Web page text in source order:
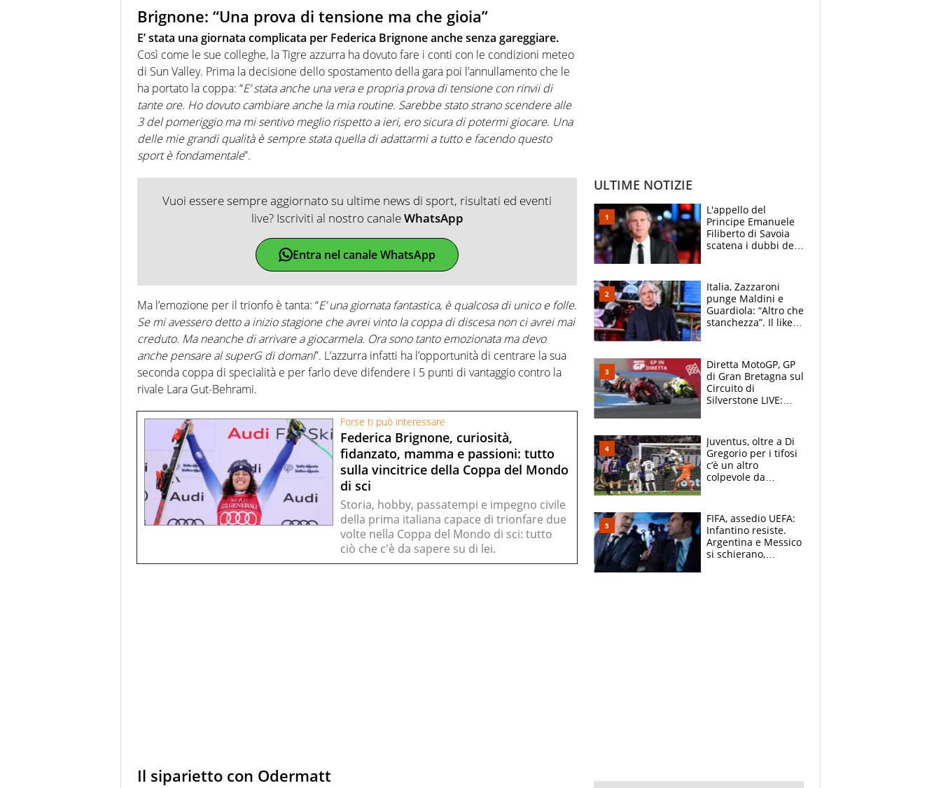
Brignone: “Una prova di tensione ma che gioia”
E’ stata una giornata complicata per Federica Brignone anche senza gareggiare.
Così come le sue colleghe, la Tigre azzurra ha dovuto fare i conti con le condizioni meteo
di Sun Valley. Prima la decisione dello spostamento della gara poi l’annullamento che le
ha portato la coppa: “E’ stata anche una vera e propria prova di tensione con rinvii di
tante ore. Ho dovuto cambiare anche la mia routine. Sarebbe stato strano scendere alle
3 del pomeriggio ma mi sentivo meglio rispetto a ieri, ero sicura di potermi giocare. Una
delle mie grandi qualità è sempre stata quella di adattarmi a tutto e facendo questo
sport è fondamentale”.
Vuoi essere sempre aggiornato su ultime news di sport, risultati ed eventi
live? Iscriviti al nostro canaleWhatsApp
Entra nel canale WhatsApp
Ma l’emozione per il trionfo è tanta: “E’ una giornata fantastica, è qualcosa di unico e folle.
Se mi avessero detto a inizio stagione che avrei vinto la coppa di discesa non ci avrei mai
creduto. Ma neanche di arrivare a giocarmela. Ora sono tanto emozionata ma devo
anche pensare al superG di domani”. L’azzurra infatti ha l’opportunità di centrare la sua
seconda coppa di specialità e per farlo deve difendere i 5 punti di vantaggio contro la
rivale Lara Gut-Behrami.
Forse ti può interessare
Federica Brignone, curiosità,
fidanzato, mamma e passioni: tutto
sulla vincitrice della Coppa del Mondo
di sci
Storia, hobby, passatempi e impegno civile
della prima italiana capace di trionfare due
volte nella Coppa del Mondo di sci: tutto
ciò che c'è da sapere su di lei.
Il siparietto con Odermatt
ULTIME NOTIZIE
L'appello del
Principe Emanuele
Filiberto di Savoia
scatena i dubbi dei
Italia, Zazzaroni
punge Maldini e
Guardiola: “Altro che
stanchezza”. Il like
Diretta MotoGP, GP
di Gran Bretagna sul
Circuito di
Silverstone LIVE:
Ducati in affanno
Juventus, oltre a Di
Gregorio per i tifosi
c’è un altro
colpevole da
FIFA, assedio UEFA:
Infantino resiste.
Argentina e Messico
si schierano,